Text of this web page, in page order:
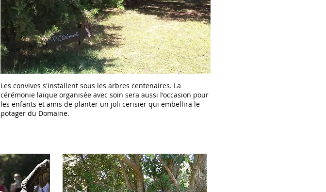
Les convives s'installent sous les arbres centenaires. La
cérémonie laïque organisée avec soin sera aussi l'occasion pour
les enfants et amis de planter un joli cerisier qui embellira le
potager du Domaine.